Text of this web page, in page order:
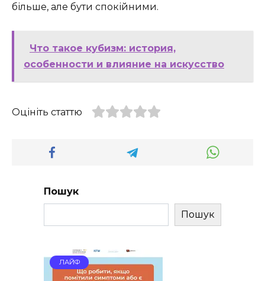
більше, але бути спокійними.
Что такое кубизм: история,
особенности и влияние на искусство
Оцініть статтю
Пошук
Пошук
ЛАЙФ